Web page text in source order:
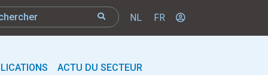
NL FR
ACTU DU SECTEUR